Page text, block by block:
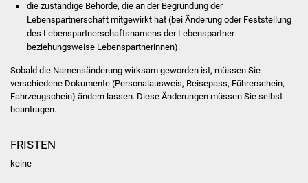
Hitzewarnung / UV-
Index
Bürgerbus (MOBS)
die zuständige Behörde, die an der Begründung der
Lebenspartnerschaft mitgewirkt hat (bei Änderung oder Feststellung
des Lebenspartnerschaftsnamens der Lebenspartner
beziehungsweise Lebenspartnerinnen).
Sobald die Namensänderung wirksam geworden ist, müssen Sie
verschiedene Dokumente (Personalausweis, Reisepass, Führerschein,
Fahrzeugschein) ändern lassen. Diese Änderungen müssen Sie selbst
beantragen.
FRISTEN
keine